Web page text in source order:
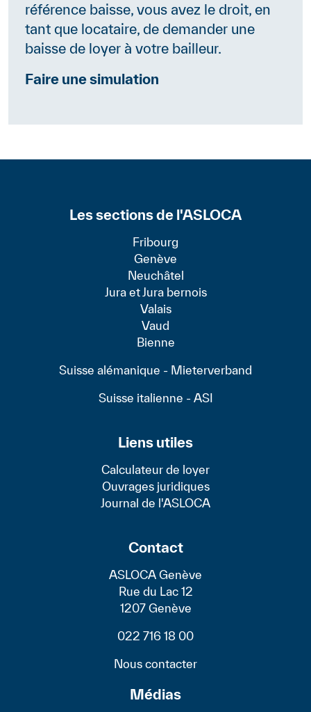
référence baisse, vous avez le droit, en
tant que locataire, de demander une
baisse de loyer à votre bailleur.
Faire une simulation
Les sections de l'ASLOCA
Fribourg
Genève
Neuchâtel
Jura et Jura bernois
Valais
Vaud
Bienne
Suisse alémanique - Mieterverband
Suisse italienne - ASI
Liens utiles
Calculateur de loyer
Ouvrages juridiques
Journal de l'ASLOCA
Contact
ASLOCA Genève
Rue du Lac 12
1207 Genève
022 716 18 00
Nous contacter
Médias